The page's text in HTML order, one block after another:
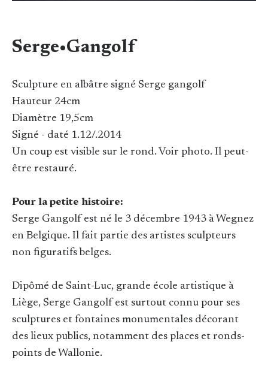
Serge•Gangolf
Sculpture en albâtre signé Serge gangolf
Hauteur 24cm
Diamètre 19,5cm
Signé - daté 1.12/.2014
Un coup est visible sur le rond. Voir photo. Il peut-
être restauré.
Pour la petite histoire:
Serge Gangolf est né le 3 décembre 1943 à Wegnez
en Belgique. Il fait partie des artistes sculpteurs
non figuratifs belges.
Dipômé de Saint-Luc, grande école artistique à
Liège, Serge Gangolf est surtout connu pour ses
sculptures et fontaines monumentales décorant
des lieux publics, notamment des places et ronds-
points de Wallonie.